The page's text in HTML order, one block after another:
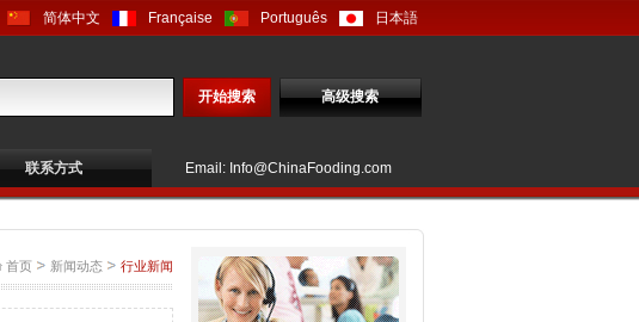
日本語
Português
Française
简体中文
开始搜索 高级搜索
联系方式 Email: Info@ChinaFooding.com
首页 新闻动态 行业新闻